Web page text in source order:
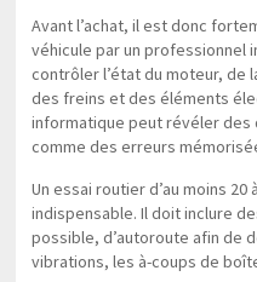
Avant l’achat, il est donc
véhicule par un professionnel
contrôler l’état du moteur, de
des freins et des éléments
informatique peut révéler des
comme des erreurs
Un essai routier d’au moins
indispensable. Il doit inclure
possible, d’autoroute afin de
vibrations, les à-coups de